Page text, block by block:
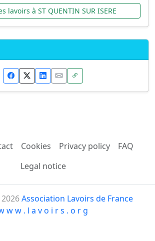
lavoirs à ST QUENTIN SUR ISERE
Cookies Privacy policy
FAQ
Legal notice
Association Lavoirs de France
w w . l a v o i r s . o r g